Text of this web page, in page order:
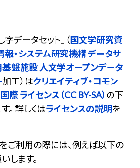
字データセット 』（国文学研究資
報・システム研究機構 データサ
盤施設 人文学オープンデータ
加工）はクリエイティブ・コモン
際 ライセンス（CC BY-SA） の下
。 詳しくはライセンスの説明を
ご利用の際には、例えば以下の
します。